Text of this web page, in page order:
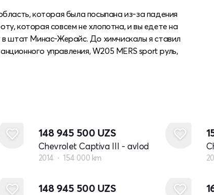
которая была посыпана из-за падения
которая совсем не хлопотна, и вы едете на
в штат Минас-Жерайс. До химчискалы я ставил
управления, W205 MERS sport руль,
148 945 500 UZS
Chevrolet Captiva III - avlod
2014 154 000 km
148 945 500 UZS